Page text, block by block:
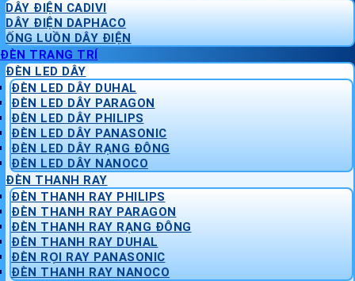
DÂY ĐIỆN CADIVI
DÂY ĐIỆN DAPHACO
ỐNG LUỒN DÂY ĐIỆN
ĐÈN TRANG TRÍ
ĐÈN LED DÂY
ĐÈN LED DÂY DUHAL
ĐÈN LED DÂY PARAGON
ĐÈN LED DÂY PHILIPS
ĐÈN LED DÂY PANASONIC
ĐÈN LED DÂY RẠNG ĐÔNG
ĐÈN LED DÂY NANOCO
ĐÈN THANH RAY
ĐÈN THANH RAY PHILIPS
ĐÈN THANH RAY PARAGON
ĐÈN THANH RAY RẠNG ĐÔNG
ĐÈN THANH RAY DUHAL
ĐÈN RỌI RAY PANASONIC
ĐÈN THANH RAY NANOCO